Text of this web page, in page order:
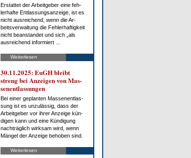
Er­stat­tet der Ar­beit­ge­ber ei­ne feh­
ler­haf­te Ent­las­sungs­an­zei­ge, ist es
nicht aus­rei­chend, wenn die Ar­
beits­ver­wal­tung die Feh­ler­haf­tig­keit
nicht be­an­stan­det und sich „als
aus­rei­chend in­for­miert ...
Weiterlesen
30.11.2025: EuGH bleibt
streng bei An­zei­gen von Mas­
sen­ent­las­sun­gen
Bei ei­ner ge­plan­ten Mas­sen­ent­las­
sung ist es un­zu­läs­sig, dass der
Ar­beit­ge­ber vor ih­rer An­zei­ge kün­
di­gen kann und ei­ne Kün­di­gung
nach­träg­lich wirk­sam wird, wenn
Män­gel der An­zei­ge be­ho­ben sind.
Weiterlesen